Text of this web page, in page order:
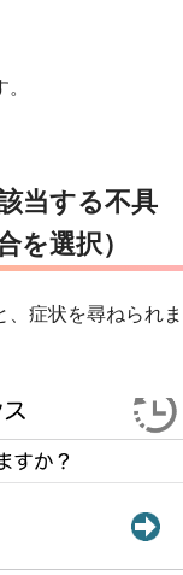
当する不具
を選択）
症状を尋ねられま